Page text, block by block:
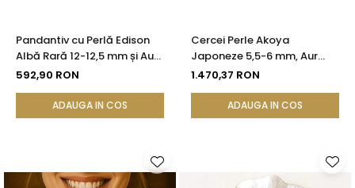
Pandantiv cu Perlă Edison
Albă Rară 12-12,5 mm și Aur
Galben 14K (aur 585) |
592,90 RON
ADAUGA IN COS
Cercei Perle Akoya
Japoneze 5,5-6 mm, Aur
Galben 14K, Tip Șurub -
1.470,37 RON
ADAUGA IN COS